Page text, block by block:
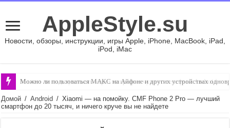
AppleStyle.su
Новости, обзоры, инструкции, игры Apple, iPhone, MacBook, iPad,
iPod, iMac
Можно ли пользоваться МАКС на Айфоне и других устройствах
Можно ли подслушивать через микрофон чужого телефона Android
Домой / Android / Xiaomi — на помойку. CMF Phone 2 Pro — лучший
смартфон до 20 тысяч, и ничего круче вы не найдете